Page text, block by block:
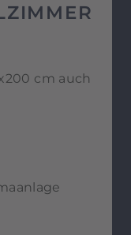
cm auch